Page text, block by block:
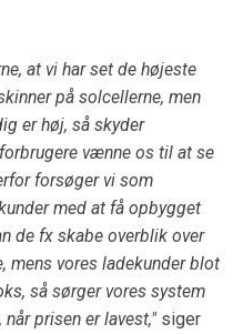
at vi har set de højeste
på solcellerne, men
er høj, så skyder
vænne os til at se
forsøger vi som
med at få opbygget
de fx skabe overblik over
mens vores ladekunder blot
så sørger vores system
prisen er lavest,"siger